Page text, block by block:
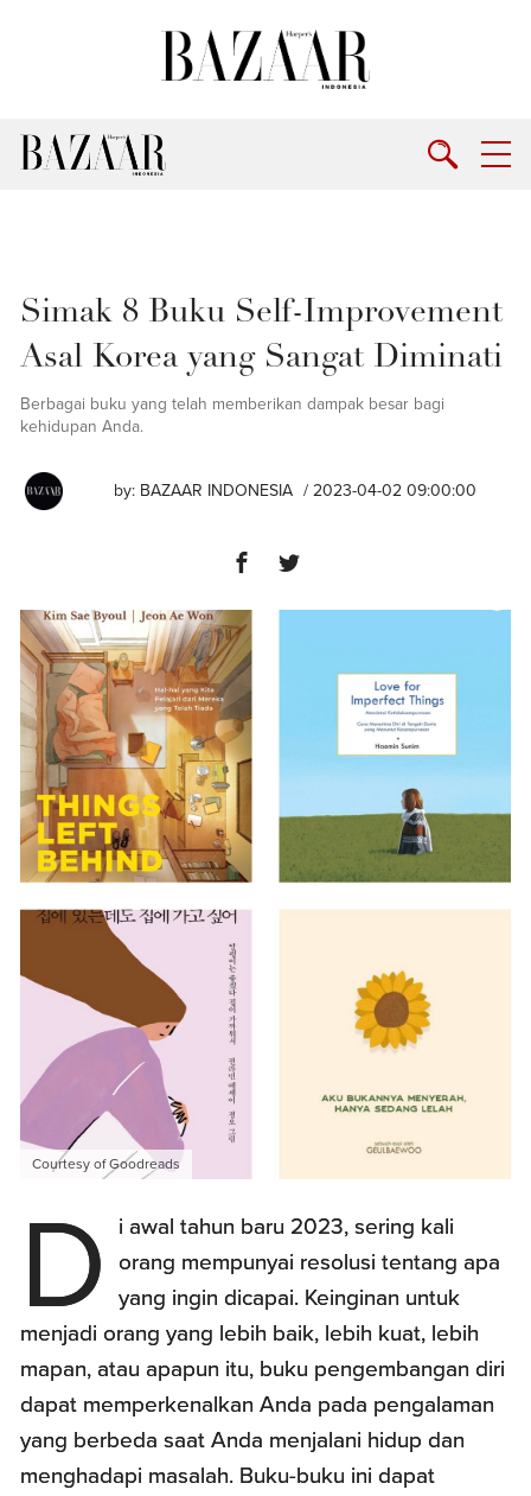
Simak 8 Buku Self-Improvement
Asal Korea yang Sangat Diminati
Berbagai buku yang telah memberikan dampak besar bagi
kehidupan Anda.
by: BAZAAR INDONESIA / 2023-04-02 09:00:00
Courtesy of Goodreads
D
i awal tahun baru 2023, sering kali
orang mempunyai resolusi tentang apa
yang ingin dicapai. Keinginan untuk
menjadi orang yang lebih baik, lebih kuat, lebih
mapan, atau apapun itu, buku pengembangan diri
dapat memperkenalkan Anda pada pengalaman
yang berbeda saat Anda menjalani hidup dan
menghadapi masalah. Buku-buku ini dapat